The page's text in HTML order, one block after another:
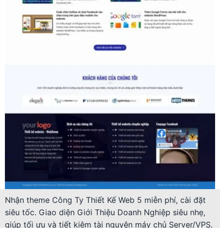
Nhận theme Công Ty Thiết Kế Web 5 miễn phí, cài đặt
siêu tốc. Giao diện Giới Thiệu Doanh Nghiệp siêu nhẹ,
giúp tối ưu và tiết kiệm tài nguyên máy chủ Server/VPS.